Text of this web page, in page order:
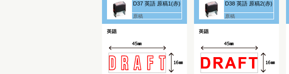
D37 英語 原稿1(赤)
原稿
D38 英語 原稿2(赤)
原稿